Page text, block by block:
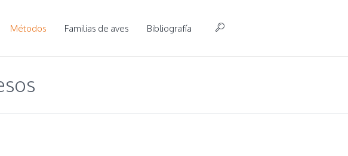
Métodos Familias de aves Bibliografía